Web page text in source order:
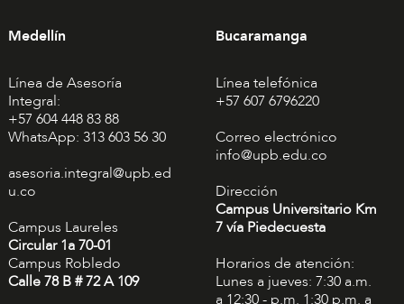
Medellín
Línea de Asesoría
Integral:
+57 604 448 83 88
WhatsApp: 313 603 56 30
asesoria.integral@upb.ed
u.co
Campus Laureles
Circular 1a 70-01
Campus Robledo
Calle 78 B # 72 A 109
Bucaramanga
Línea telefónica
+57 607 6796220
Correo electrónico
info@upb.edu.co
Dirección
Campus Universitario Km
7 vía Piedecuesta
Horarios de atención:
Lunes a jueves: 7:30 a.m.
a 12:30 - p.m. 1:30 p.m. a